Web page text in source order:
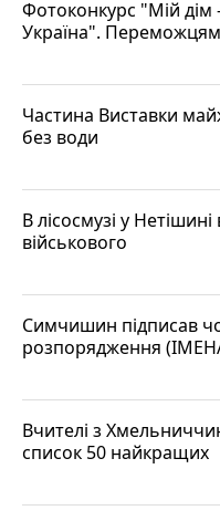
Фотоконкурс "Мій дім
Україна".
Частина Виставки
без води
В лісосмузі у
військового
Симчишин підписав
розпорядження
Вчителі з
список 50 найкращих